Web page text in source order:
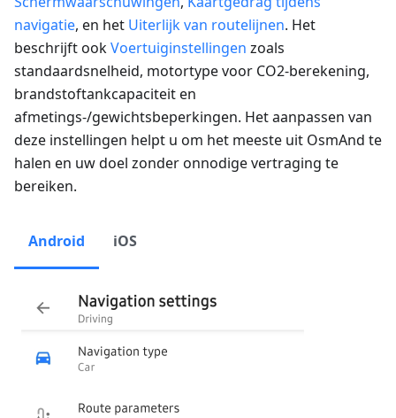
navigatie, en het Uiterlijk van routelijnen. Het
beschrijft ookVoertuiginstellingen zoals
standaardsnelheid, motortype voor CO2-berekening,
brandstoftankcapaciteit en
afmetings-/gewichtsbeperkingen. Het aanpassen van
deze instellingen helpt u om het meeste uit OsmAnd te
halen en uw doel zonder onnodige vertraging te
bereiken.
Android iOS